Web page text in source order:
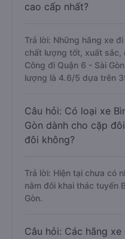
cao cấp nhất?
Trả lời: Những hãng xe
chất lượng tốt, xuất sắc,
Công đi Quận 6 - Sài
lượng là 4.6/5 dựa trên
Câu hỏi: Có loại xe
Gòn dành cho cặp
đôi không?
Trả lời: Hiện tại chưa có
nằm đôi khai thác tuyến
Gòn.
Câu hỏi: Các hãng